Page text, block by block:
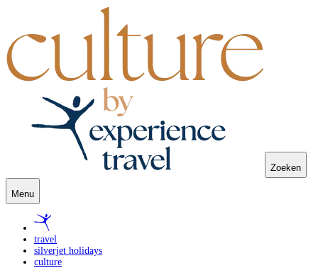
Zoeken
Menu
travel
silverjet holidays
culture